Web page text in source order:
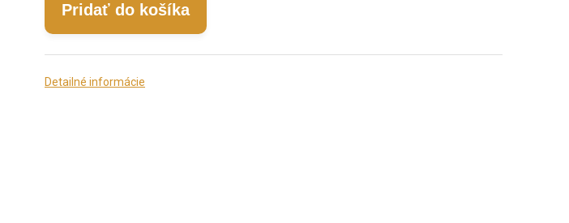
Pridať do košíka
Detailné informácie